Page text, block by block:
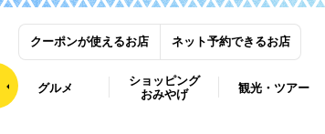
クーポンが使えるお店 ネット予約できるお店
グルメ
ショッピング
おみやげ
観光・ツアー